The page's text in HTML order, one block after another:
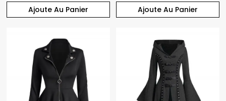
Ajoute Au Panier Ajoute Au Panier